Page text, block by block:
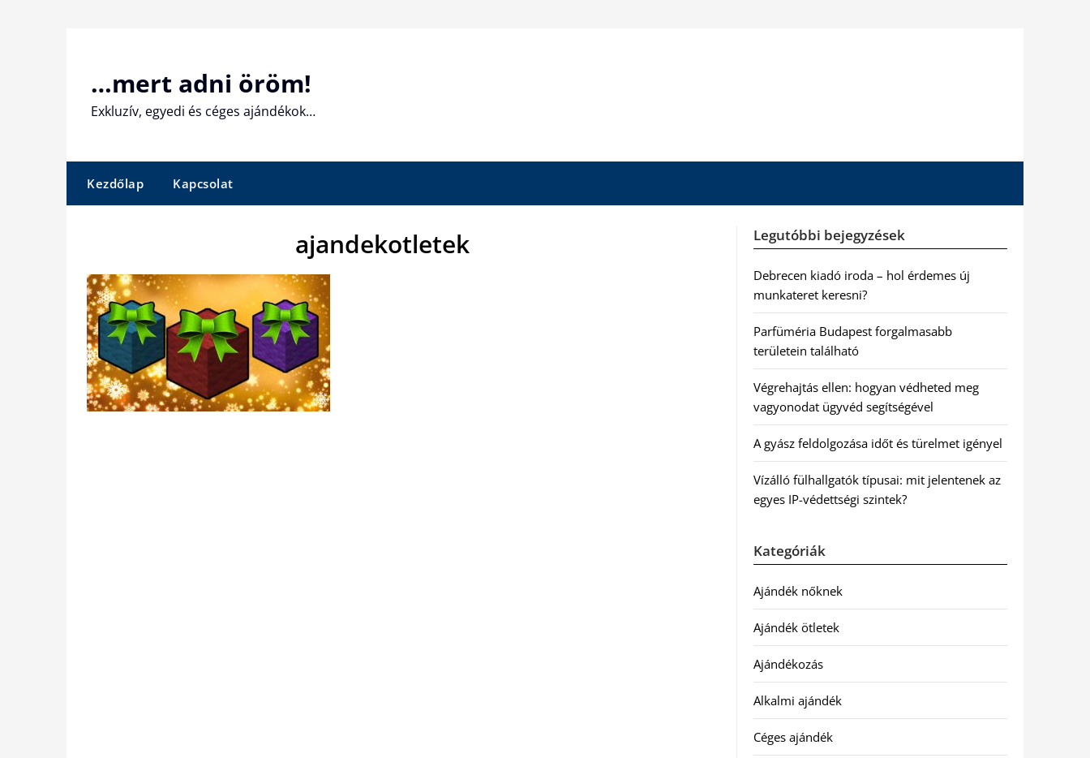
…mert adni öröm!
Exkluzív, egyedi és céges ajándékok…
Kezdőlap Kapcsolat
ajandekotletek Legutóbbi bejegyzések
Debrecen kiadó iroda – hol érdemes új
munkateret keresni?
Parfüméria Budapest forgalmasabb
területein található
Végrehajtás ellen: hogyan védheted meg
vagyonodat ügyvéd segítségével
A gyász feldolgozása időt és türelmet igényel
Vízálló fülhallgatók típusai: mit jelentenek az
egyes IP-védettségi szintek?
Kategóriák
Ajándék nőknek
Ajándék ötletek
Ajándékozás
Alkalmi ajándék
Céges ajándék